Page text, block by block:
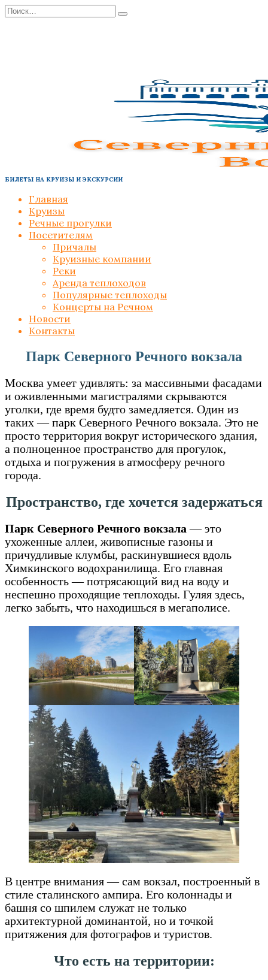
Перейти
к
Search
for:
БИЛЕТЫ НА КРУИЗЫ И ЭКСКУРСИИ
Главная
Круизы
Речные прогулки
Посетителям
Причалы
Круизные компании
Реки
Аренда теплоходов
Популярные теплоходы
Концерты на Речном
Новости
Контакты
Парк Северного Речного вокзала
Москва умеет удивлять: за массивными фасадами
и оживленными магистралями скрываются
уголки, где время будто замедляется. Один из
таких — парк Северного Речного вокзала. Это не
просто территория вокруг исторического здания,
а полноценное пространство для прогулок,
отдыха и погружения в атмосферу речного
города.
Пространство, где хочется задержаться
Парк Северного Речного вокзала — это
ухоженные аллеи, живописные газоны и
причудливые клумбы, раскинувшиеся вдоль
Химкинского водохранилища. Его главная
особенность — потрясающий вид на воду и
неспешно проходящие теплоходы. Гуляя здесь,
легко забыть, что находишься в мегаполисе.
В центре внимания — сам вокзал, построенный в
стиле сталинского ампира. Его колоннады и
башня со шпилем служат не только
архитектурной доминантой, но и точкой
притяжения для фотографов и туристов.
Что есть на территории: